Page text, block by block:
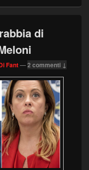
di
Fant—2 commenti ↓